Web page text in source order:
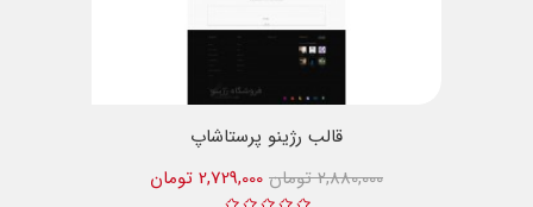
قالب رژینو پرستاشاپ
2,729,000 تومان
2,880,000 تومان